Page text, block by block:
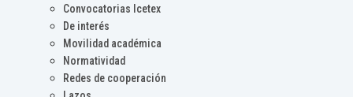
Convocatorias Icetex
De interés
Movilidad académica
Normatividad
Redes de cooperación